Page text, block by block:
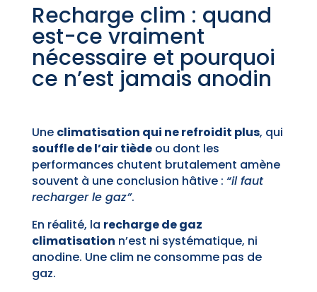
Recharge clim : quand
est-ce vraiment
nécessaire et pourquoi
ce n’est jamais anodin
Une climatisation qui ne refroidit plus, qui
souffle de l’air tièdeou dont les
performances chutent brutalement amène
souvent à une conclusion hâtive : “il faut
recharger le gaz”.
En réalité, la recharge de gaz
climatisation n’est ni systématique, ni
anodine. Une clim ne consomme pas de
gaz.